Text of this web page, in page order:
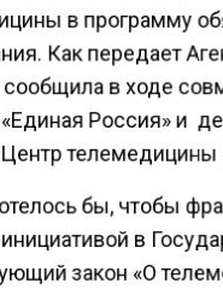
в программу
Как передает
в ходе
Россия» и
бы, чтобы
в
закон «О